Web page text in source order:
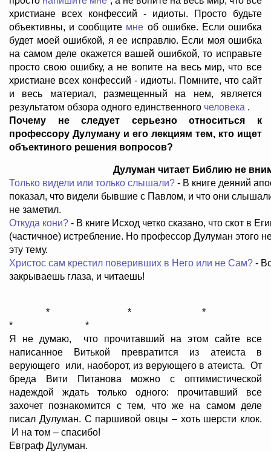
христиане всех конфессий - идиоты. Просто будьте
объективны, и сообщите мне об ошибке. Если ошибка
будет моей ошибкой, я ее исправлю. Если моя ошибка
на самом деле окажется вашей ошибкой, то исправьте
просто свою ошибку, а не вопите на весь мир, что все
христиане всех конфессий - идиоты. Помните, что сайт
и весь материал, размещенный на нем, является
результатом обзора одного единственного человека .
Почему не следует серьезно относиться к
профессору Дулуману и его лекциям тем, кто ищет
объектиного решения вопросов?
Дулуман читает Библию не
Только видели или только слышали? - В книге деяний
показал, что видели бывшие с Павлом, и что они
не заметил.
Откуда кони? - В книге Исход четко сказано, что скот в
(частичное) истребление. Но профессор Дулуман этого
эту тему.
Христос сам крестил поверивших в Него или не Сам? -
закрываешь глаза, и читаешь!
* * *
* *
Я не думаю, что прочитавший на этом сайте все
написанное Витькой превратится из атеиста в
верующего или, наоборот, из верующего в атеиста. От
бреда Вити Питанова можно с оптимистической
надеждой ждать только одного: прочитавший все
захочет познакомится с тем, что же на самом деле
писал Дулуман. С паршивой овцы – хоть шерсти клок.
И на том – спасибо!
Евграф Дулуман.